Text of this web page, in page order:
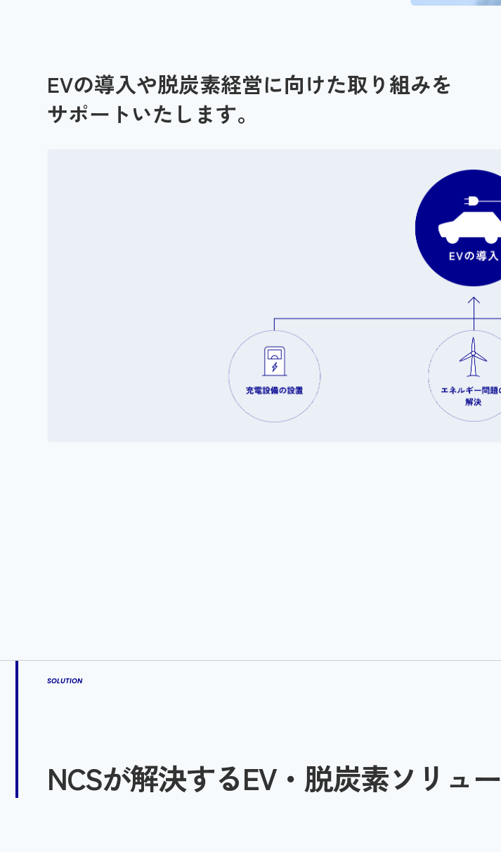
EVの導入や脱炭素経営に向けた取り組みを
サポートいたします。
SOLUTION
NCSが解決するEV・脱炭素ソリュ